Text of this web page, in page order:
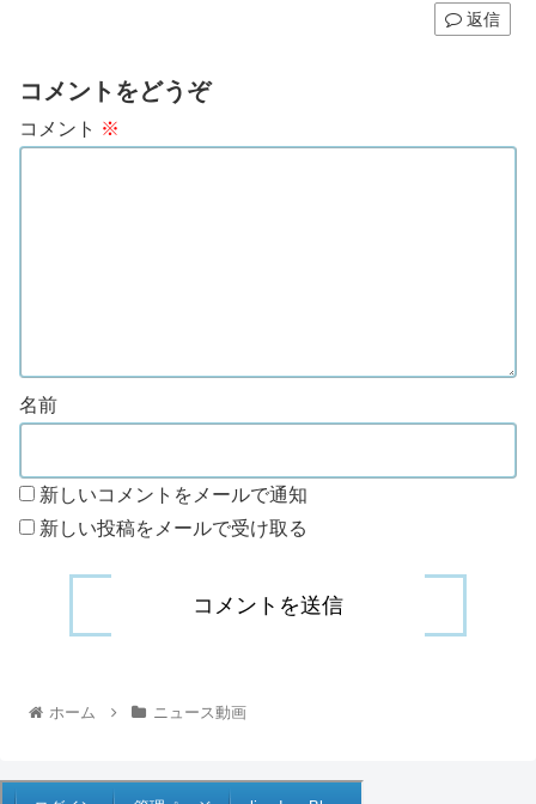
返信
コメントをどうぞ
コメント ※
名前
新しいコメントをメールで通知
新しい投稿をメールで受け取る
ホーム ニュース動画